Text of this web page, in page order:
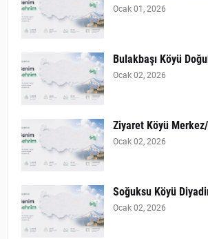
Ocak 01, 2026
Bulakbaşı Köyü
Ocak 02, 2026
Ziyaret Köyü
Ocak 02, 2026
Soğuksu Köyü
Ocak 02, 2026